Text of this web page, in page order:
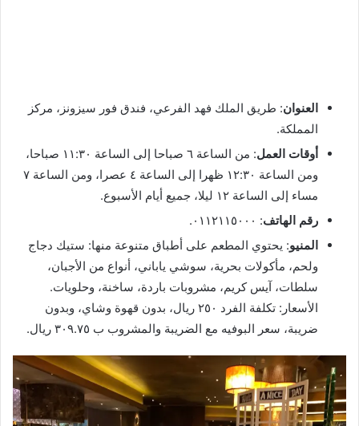
العنوان: طريق الملك فهد الفرعي، فندق فور سيزونز، مركز
المملكة.
أوقات العمل
: من الساعة ٦ صباحا إلى الساعة ١١:٣٠ صباحا،
ومن الساعة ١٢:٣٠ ظهرا إلى الساعة ٤ عصرا، ومن الساعة ٧
مساء إلى الساعة ١٢ ليلا، جميع أيام الأسبوع.
رقم الهاتف: ٠١١٢١١٥٠٠٠.
المنيو: يحتوي المطعم على أطباق متنوعة منها: ستيك دجاج
ولحم، مأكولات بحرية، سوشي ياباني، أنواع من الأجبان،
سلطات، آيس كريم، مشروبات باردة، ساخنة، وحلويات.
الأسعار: تكلفة الفرد ٢٥٠ ريال، بدون قهوة وشاي، وبدون
ضريبة، سعر البوفيه مع الضريبة والمشروب ب ٣٠٩.٧٥ ريال.